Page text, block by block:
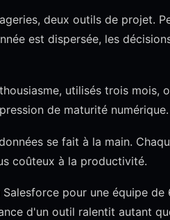
deux outils de projet.
est dispersée, les
utilisés trois mois,
de maturité numérique.
se fait à la main.
coûteux à la productivité.
Salesforce pour une équipe de
d'un outil ralentit autant